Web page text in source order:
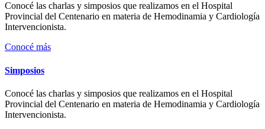
Conocé las charlas y simposios que realizamos en el Hospital
Provincial del Centenario en materia de Hemodinamia y Cardiología
Intervencionista.
Conocé más
Simposios
Conocé las charlas y simposios que realizamos en el Hospital
Provincial del Centenario en materia de Hemodinamia y Cardiología
Intervencionista.